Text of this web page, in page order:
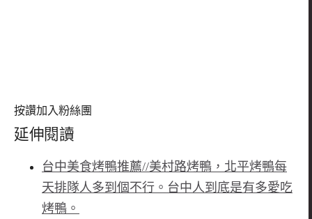
按讚加入粉絲團
延伸閱讀
台中美食烤鴨推薦//美村路烤鴨，北平烤鴨每
天排隊人多到個不行。台中人到底是有多愛吃
烤鴨。